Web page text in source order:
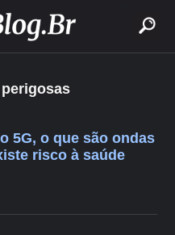
5G, o que são ondas
risco à saúde